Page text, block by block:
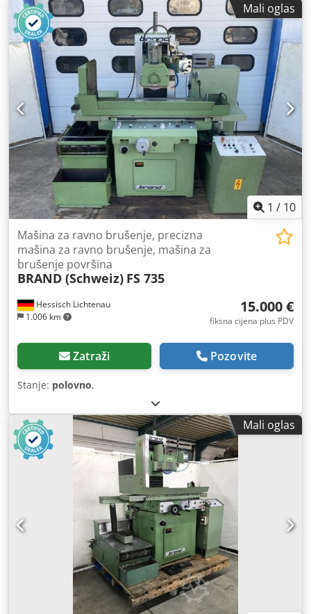
Mali oglas
1 / 10
Hessisch Lichtenau
1.006 km
Mašina za ravno brušenje, precizna
mašina za ravno brušenje, mašina za
brušenje površina
BRAND (Schweiz) FS 735
15.000 €
fiksna cijena plus PDV
Zatraži Pozovite
Stanje: polovno,
Mali oglas